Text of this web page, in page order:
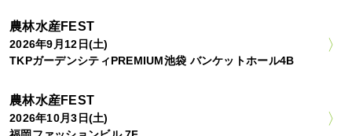
農林水産FEST
2026年9月12日(土)
TKPガーデンシティPREMIUM池袋 バンケットホール4B
農林水産FEST
2026年10月3日(土)